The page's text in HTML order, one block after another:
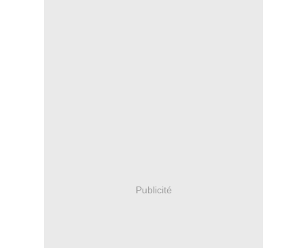
Publicité